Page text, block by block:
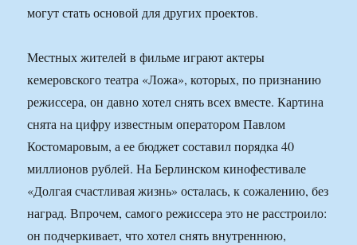
могут стать основой для других проектов.
Местных жителей в фильме играют актеры
кемеровского театра «Ложа», которых, по признанию
режиссера, он давно хотел снять всех вместе. Картина
снята на цифру известным оператором Павлом
Костомаровым, а ее бюджет составил порядка 40
миллионов рублей. На Берлинском кинофестивале
«Долгая счастливая жизнь» осталась, к сожалению, без
наград. Впрочем, самого режиссера это не расстроило:
он подчеркивает, что хотел снять внутреннюю,